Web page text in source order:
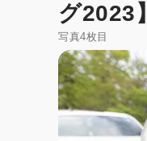
グ2023】
写真4枚目